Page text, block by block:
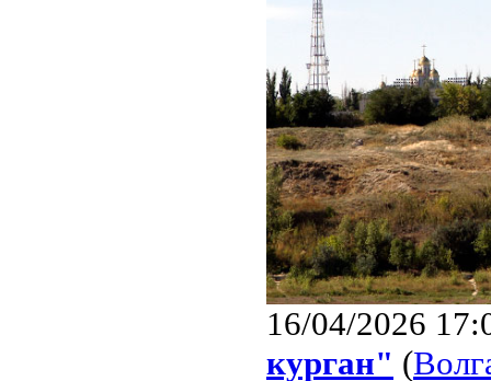
16/04/2026
курган" (